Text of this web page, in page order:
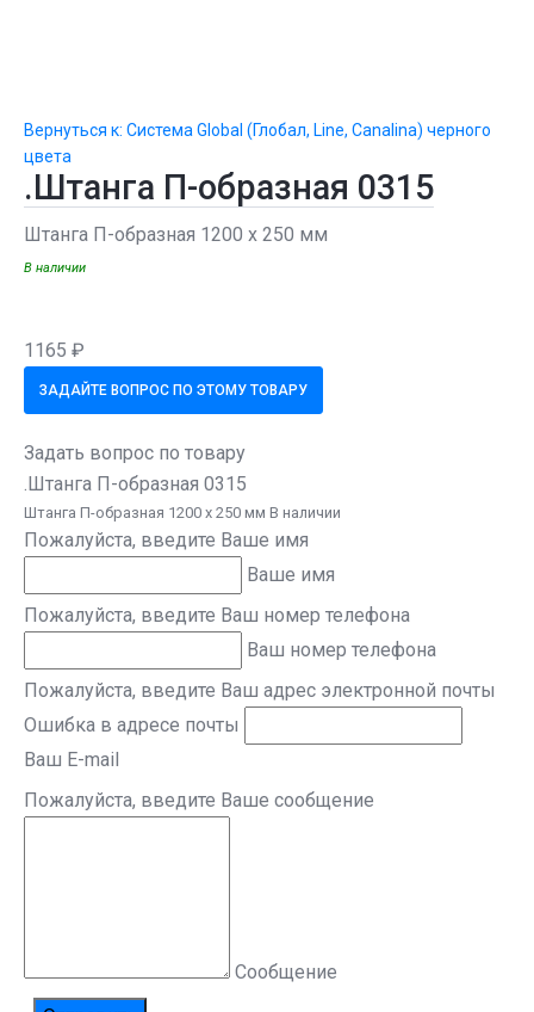
Вернуться к: Система Global (Глобал, Line, Canalina) черного
цвета
.Штанга П-образная 0315
Штанга П-образная 1200 х 250 мм
В наличии
1165 ₽
ЗАДАЙТЕ ВОПРОС ПО ЭТОМУ ТОВАРУ
Задать вопрос по товару
.Штанга П-образная 0315
Штанга П-образная 1200 х 250 мм В наличии
Пожалуйста, введите Ваше имя
Ваше имя
Пожалуйста, введите Ваш номер телефона
Ваш номер телефона
Пожалуйста, введите Ваш адрес электронной почты
Ошибка в адресе почты
Ваш E-mail
Пожалуйста, введите Ваше сообщение
Сообщение